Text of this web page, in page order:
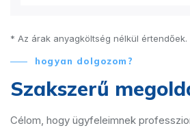
* Az árak anyagköltség nélkül értendőek.
hogyan dolgozom?
Szakszerű
Célom, hogy ügyfeleimnek